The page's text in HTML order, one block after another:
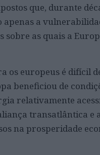
que, durante
a
as quais a
os europeus é difícil
beneficiou de
relativamente
transatlântica e
na prosperidade